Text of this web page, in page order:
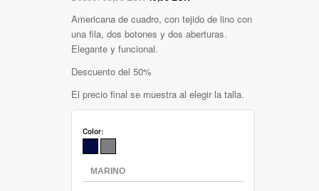
Americana de cuadro, con tejido de lino con
una fila, dos botones y dos aberturas.
Elegante y funcional.
Descuento del 50%
El precio final se muestra al elegir la talla.
Color: